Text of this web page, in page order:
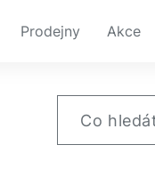
Prodejny Akce